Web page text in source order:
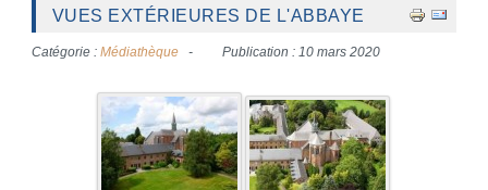
VUES EXTÉRIEURES DE L'ABBAYE
Catégorie : Médiathèque Publication : 10 mars 2020